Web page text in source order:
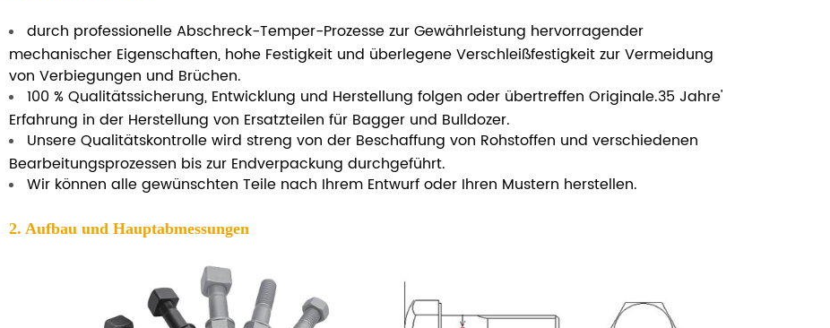
durch professionelle Abschreck-Temper-Prozesse zur Gewährleistung hervorragender
mechanischer Eigenschaften, hohe Festigkeit und überlegene Verschleißfestigkeit zur Vermeidung
von Verbiegungen und Brüchen.
100 % Qualitätssicherung, Entwicklung und Herstellung folgen oder übertreffen Originale.35 Jahre'
Erfahrung in der Herstellung von Ersatzteilen für Bagger und Bulldozer.
Unsere Qualitätskontrolle wird streng von der Beschaffung von Rohstoffen und verschiedenen
Bearbeitungsprozessen bis zur Endverpackung durchgeführt.
Wir können alle gewünschten Teile nach Ihrem Entwurf oder Ihren Mustern herstellen.
2. Aufbau und Hauptabmessungen